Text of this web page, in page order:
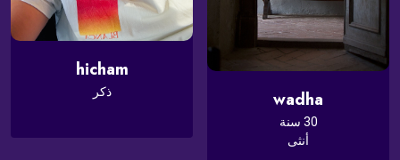
wadha
30 سنة
أنثى
hicham
ذكر